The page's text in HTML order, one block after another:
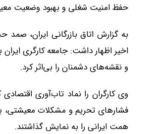
حفظ امنیت شغلی و بهبود وضعیت
اخیر اظهار داشت: جامعه کارگری
و نقشه‌های دشمنان را بی‌اثر کرد.
وی کارگران را نماد تاب‌آوری
فشارهای تحریم و مشکلات معیشتی،
همت ایرانی را به نمایش گذاشتند.